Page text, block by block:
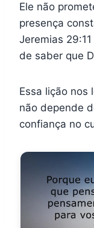
Ele não
presença
Jeremias
de saber que
Essa lição nos
não depende
confiança no